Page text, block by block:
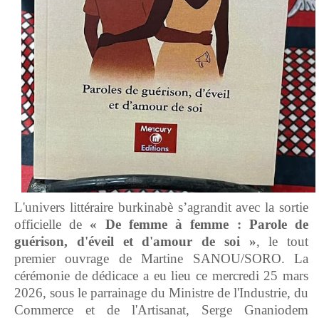
L'univers littéraire burkinabè s’agrandit avec la sortie
officielle de « De femme à femme : Parole de
guérison, d'éveil et d'amour de soi », le tout
premier ouvrage de Martine SANOU/SORO. La
cérémonie de dédicace a eu lieu ce mercredi 25 mars
2026, sous le parrainage du Ministre de l'Industrie, du
Commerce et de l'Artisanat, Serge Gnaniodem